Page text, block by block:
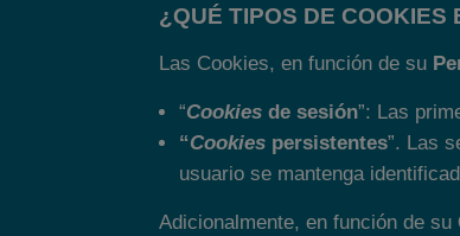
¿QUÉ TIPOS DE COOKIES
Las Cookies, en función de su
“Cookies de sesión”: Las
“Cookies persistentes”. Las
usuario se mantenga
Adicionalmente, en función de su